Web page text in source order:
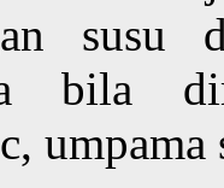
susu
bila